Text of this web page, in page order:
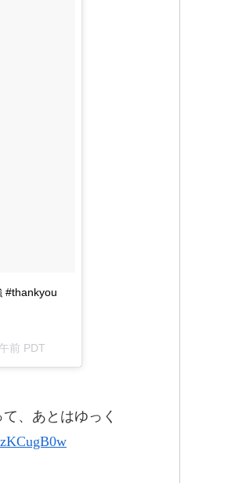
#thankyou
前 PDT
、あとはゆっく